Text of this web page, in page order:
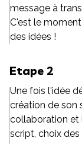
message à
C'est le
des idées !
Etape 2
Une fois l'idée
création de son
collaboration et
script, choix